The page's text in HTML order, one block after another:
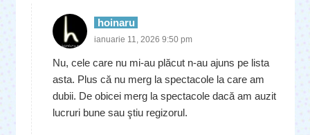
hoinaru
ianuarie 11, 2026 9:50 pm
Nu, cele care nu mi-au plăcut n-au ajuns pe lista
asta. Plus că nu merg la spectacole la care am
dubii. De obicei merg la spectacole dacă am auzit
lucruri bune sau ştiu regizorul.